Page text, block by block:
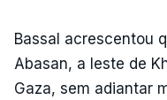
Bassal acrescentou
Abasan, a leste de
Gaza, sem adiantar